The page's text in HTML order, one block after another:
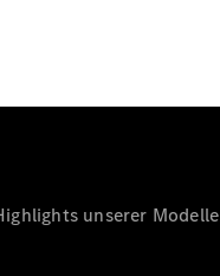
unserer